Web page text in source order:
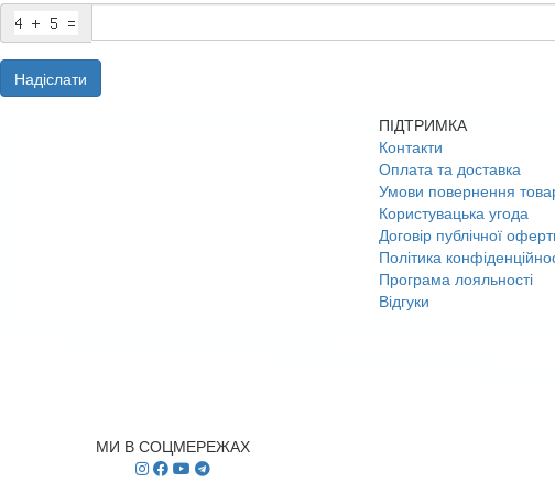
Надіслати
МИ В СОЦМЕРЕЖАХ
ПІДТРИМКА
Контакти
Оплата та доставка
Умови повернення
Користувацька угода
Договір публічної
Політика
Програма лояльності
Відгуки